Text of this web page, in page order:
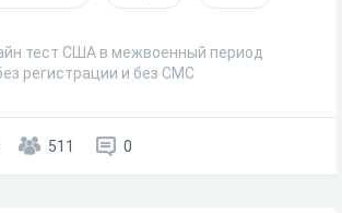
тест США в межвоенный период
регистрации и без СМС
511 0